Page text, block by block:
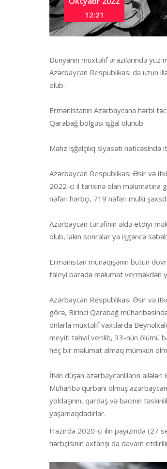
12:21
Dünyanın müxtəlif ərazilərində yüz
Azərbaycan Respublikası da uzun
olub.
Ermənistanın Azərbaycana hərbi
Qarabağ bölgəsi işğal olunub.
Məhz işğalçılıq siyasəti
Azərbaycan Respublikası Əsir və
2022-ci il tarixinə olan
nəfəri hərbçi, 719 nəfəri mülki
Azərbaycan tərəfinin əldə etdiyi
olub, lakin sonralar ya işgəncə
Ermənistan münaqişənin bütün
taleyi barədə məlumat verməkdən
Azərbaycan Respublikası Əsir və
görə, Birinci Qarabağ
onlarla müxtəlif vaxtlarda
meyiti təhvil verilib, 33-nün ölümü
heç bir məlumat almaq mümkün
İtkin düşən azərbaycanlıların
Müharibə qurbanı olmuş
yoldaşının, qardaş və bacının
yaşamaqdadırlar.
Hazırda 2020-ci ilin payızında
hərbçisinin axtarışı da davam